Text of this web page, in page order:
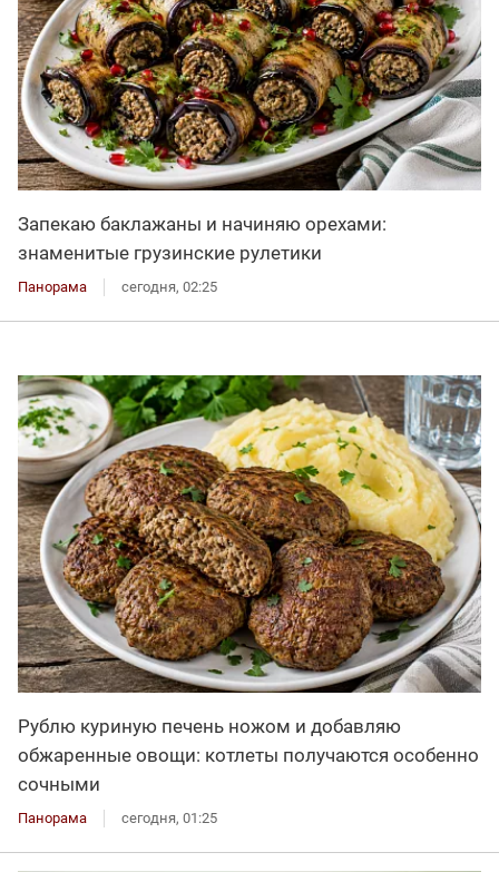
Запекаю баклажаны и начиняю орехами:
знаменитые грузинские рулетики
Панорама сегодня, 02:25
Рублю куриную печень ножом и добавляю
обжаренные овощи: котлеты получаются особенно
сочными
Панорама сегодня, 01:25